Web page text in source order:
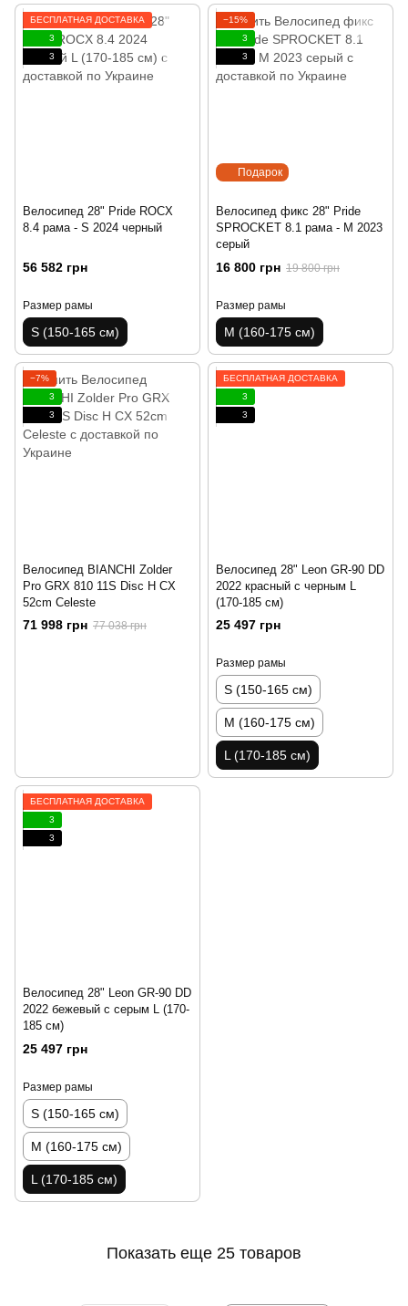
БЕСПЛАТНАЯ ДОСТАВКА
3
3
Велосипед 28" Pride ROCX
8.4 рама - S 2024 черный
56 582 грн
Размер рамы
S (150-165 см)
Подарок
−15%
3
3
Велосипед фикс 28" Pride
SPROCKET 8.1 рама - M 2023
серый
16 800 грн 19 800 грн
Размер рамы
M (160-175 см)
−7%
3
3
Велосипед BIANCHI Zolder
Pro GRX 810 11S Disc H CX
52cm Celeste
71 998 грн 77 038 грн
БЕСПЛАТНАЯ ДОСТАВКА
3
3
Велосипед 28" Leon GR-90 DD
2022 красный с черным L
(170-185 см)
25 497 грн
Размер рамы
S (150-165 см)
M (160-175 см)
L (170-185 см)
БЕСПЛАТНАЯ ДОСТАВКА
3
3
Велосипед 28" Leon GR-90 DD
2022 бежевый с серым L (170-
185 см)
25 497 грн
Размер рамы
S (150-165 см)
M (160-175 см)
L (170-185 см)
Показать еще 25 товаров